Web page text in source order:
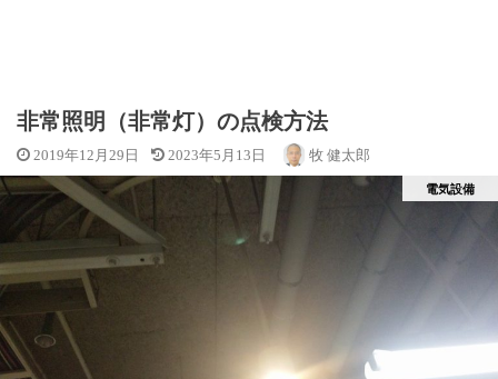
非常照明（非常灯）の点検方法
2019年12月29日 2023年5月13日 牧 健太郎
電気設備